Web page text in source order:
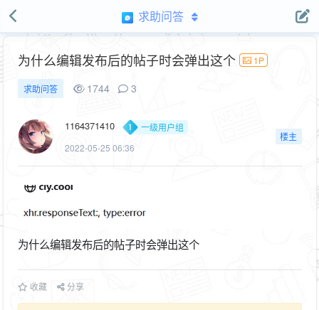
求助问答
为什么编辑发布后的帖子时会弹出这个 1P
求助问答 1744 3
1164371410
一级用户组
2022-05-25 06:36
楼主
为什么编辑发布后的帖子时会弹出这个
收藏 分享